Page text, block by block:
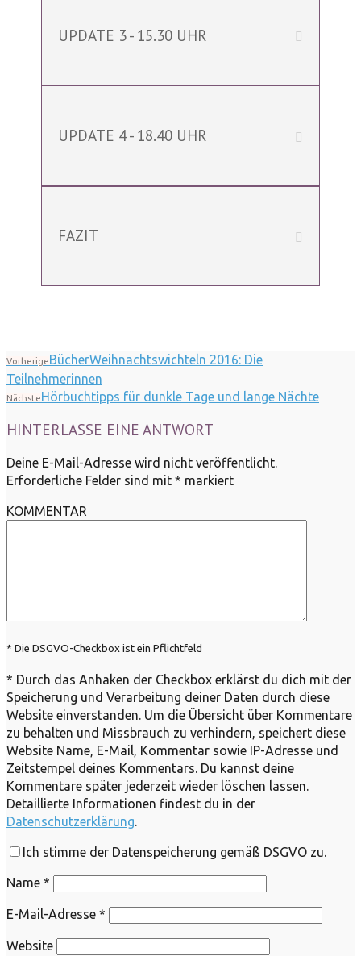
UPDATE 3 - 15.30 UHR
UPDATE 4 - 18.40 UHR
FAZIT
VorherigeBücherWeihnachtswichteln 2016: Die
Teilnehmerinnen
NächsteHörbuchtipps für dunkle Tage und lange Nächte
HINTERLASSE EINE ANTWORT
Deine E-Mail-Adresse wird nicht veröffentlicht.
Erforderliche Felder sind mit * markiert
KOMMENTAR
* Die DSGVO-Checkbox ist ein Pflichtfeld
* Durch das Anhaken der Checkbox erklärst du dich mit der
Speicherung und Verarbeitung deiner Daten durch diese
Website einverstanden. Um die Übersicht über Kommentare
zu behalten und Missbrauch zu verhindern, speichert diese
Website Name, E-Mail, Kommentar sowie IP-Adresse und
Zeitstempel deines Kommentars. Du kannst deine
Kommentare später jederzeit wieder löschen lassen.
Detaillierte Informationen findest du in der
Datenschutzerklärung.
Ich stimme der Datenspeicherung gemäß DSGVO zu.
Name *
E-Mail-Adresse *
Website